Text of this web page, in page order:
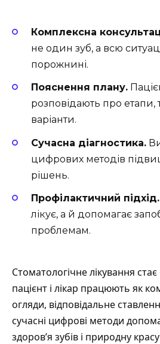
Комплексна
не один зуб, а всю
порожнині.
Пояснення плану.
розповідають про етапи,
варіанти.
Сучасна діагностика.
цифрових методів
рішень.
Профілактичний підхід.
лікує, а й допомагає
проблемам.
Стоматологічне лікування
пацієнт і лікар працюють як
огляди, відповідальне
сучасні цифрові методи
здоров’я зубів і природну